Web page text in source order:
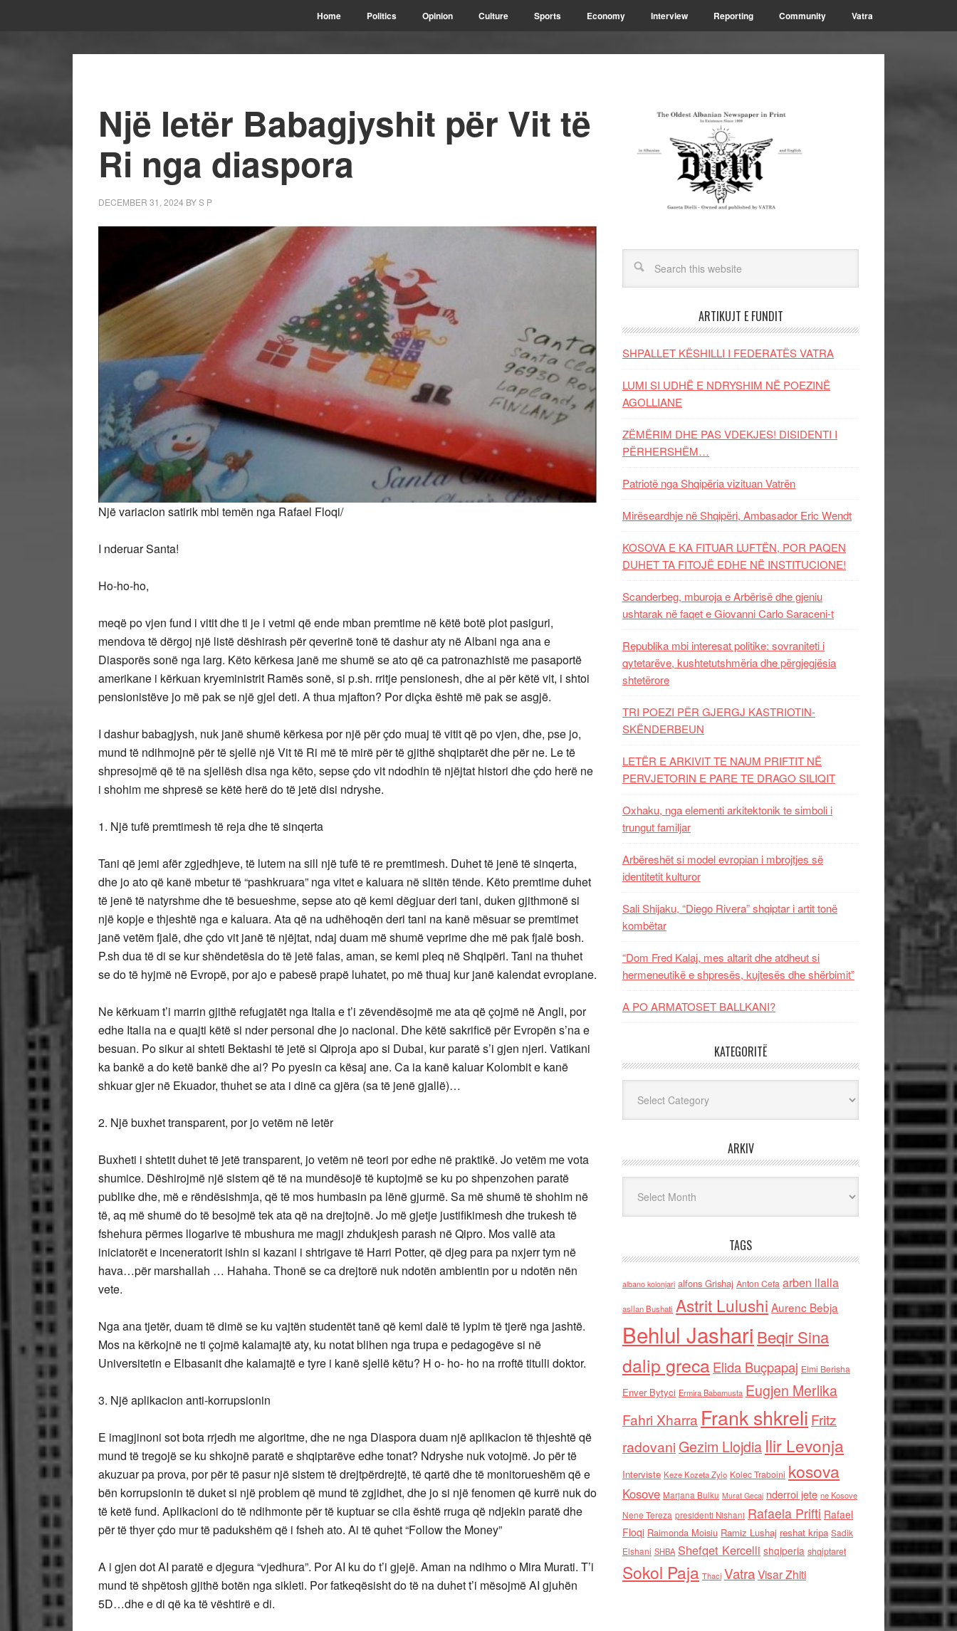
Home Politics Opinion Culture Sports Economy Interview Reporting Community Vatra
Një letër Babagjyshit për Vit të
Ri nga diaspora
DECEMBER 31, 2024 BYS P
Një variacion satirik mbi temën nga Rafael Floqi/
I nderuar Santa!
Ho-ho-ho,
meqë po vjen fund i vitit dhe ti je i vetmi që ende mban premtime në këtë botë plot pasiguri,
mendova të dërgoj një listë dëshirash për qeverinë tonë të dashur aty në Albani nga ana e
Diasporës sonë nga larg. Këto kërkesa janë me shumë se ato që ca patronazhistë me pasaportë
amerikane i kërkuan kryeministrit Ramës sonë, si p.sh. rritje pensionesh, dhe ai për këtë vit, i shtoi
pensionistëve jo më pak se një gjel deti. A thua mjafton? Por diçka është më pak se asgjë.
I dashur babagjysh, nuk janë shumë kërkesa por një për çdo muaj të vitit që po vjen, dhe, pse jo,
mund të ndihmojnë për të sjellë një Vit të Ri më të mirë për të gjithë shqiptarët dhe për ne. Le të
shpresojmë që të na sjellësh disa nga këto, sepse çdo vit ndodhin të njëjtat histori dhe çdo herë ne
i shohim me shpresë se këtë herë do të jetë disi ndryshe.
1. Një tufë premtimesh të reja dhe të sinqerta
Tani që jemi afër zgjedhjeve, të lutem na sill një tufë të re premtimesh. Duhet të jenë të sinqerta,
dhe jo ato që kanë mbetur të “pashkruara” nga vitet e kaluara në slitën tënde. Këto premtime duhet
të jenë të natyrshme dhe të besueshme, sepse ato që kemi dëgjuar deri tani, duken gjithmonë si
një kopje e thjeshtë nga e kaluara. Ata që na udhëhoqën deri tani na kanë mësuar se premtimet
janë vetëm fjalë, dhe çdo vit janë të njëjtat, ndaj duam më shumë veprime dhe më pak fjalë bosh.
P.sh dua të di se kur shëndetësia do të jetë falas, aman, se kemi pleq në Shqipëri. Tani na thuhet
se do të hyjmë në Evropë, por ajo e pabesë prapë luhatet, po më thuaj kur janë kalendat evropiane.
Ne kërkuam t’i marrin gjithë refugjatët nga Italia e t’i zëvendësojmë me ata që çojmë në Angli, por
edhe Italia na e quajti këtë si nder personal dhe jo nacional. Dhe këtë sakrificë për Evropën s’na e
besuan. Po sikur ai shteti Bektashi të jetë si Qiproja apo si Dubai, kur paratë s’i gjen njeri. Vatikani
ka bankë a do ketë bankë dhe ai? Po pyesin ca kësaj ane. Ca ia kanë kaluar Kolombit e kanë
shkuar gjer në Ekuador, thuhet se ata i dinë ca gjëra (sa të jenë gjallë)…
2. Një buxhet transparent, por jo vetëm në letër
Buxheti i shtetit duhet të jetë transparent, jo vetëm në teori por edhe në praktikë. Jo vetëm me vota
shumice. Dëshirojmë një sistem që të na mundësojë të kuptojmë se ku po shpenzohen paratë
publike dhe, më e rëndësishmja, që të mos humbasin pa lënë gjurmë. Sa më shumë të shohim në
të, aq më shumë do të besojmë tek ata që na drejtojnë. Jo më gjetje justifikimesh dhe trukesh të
fshehura përmes llogarive të mbushura me magji zhdukjesh parash në Qipro. Mos vallë ata
iniciatorët e inceneratorit ishin si kazani i shtrigave të Harri Potter, që djeg para pa nxjerr tym në
hava…për marshallah … Hahaha. Thonë se ca drejtorë nuk ndotën ambientin por u ndotën nën
vete.
Nga ana tjetër, duam të dimë se ku vajtën studentët tanë që kemi dalë të lypim të tjerë nga jashtë.
Mos na kërkojnë ne ti çojmë kalamajtë aty, ku notat blihen nga trupa e pedagogëve si në
Universitetin e Elbasanit dhe kalamajtë e tyre i kanë sjellë këtu? H o- ho- ho na rroftë titulli doktor.
3. Një aplikacion anti-korrupsionin
E imagjinoni sot bota rrjedh me algoritme, dhe ne nga Diaspora duam një aplikacion të thjeshtë që
mund të tregojë se ku shkojnë paratë e shqiptarëve edhe tonat? Ndryshe nuk votojmë. Jo për të
akuzuar pa prova, por për të pasur një sistem të drejtpërdrejtë, të qartë dhe të monitorueshëm që e
bën korrupsionin të duket si një problem që mund të zgjidhet, dhe jo si një fenomen që kurrë nuk do
të ketë fund. Aplikacioni do të ndihmonte për të kuptuar se cila është rruga që ndjekin paratë dhe
për të thyer çdo mur të padukshëm që i fsheh ato. Ai të quhet “Follow the Money”
A i gjen dot AI paratë e djegura “vjedhura”. Por AI ku do t’i gjejë. Aman na ndihmo o Mira Murati. T’i
mund të shpëtosh gjithë botën nga sikleti. Por fatkeqësisht do të na duhet t’i mësojmë AI gjuhën
5D…dhe e di që ka të vështirë e di.
ARTIKUJT E FUNDIT
SHPALLET KËSHILLI I FEDERATËS VATRA
LUMI SI UDHË E NDRYSHIM NË POEZINË
AGOLLIANE
ZËMËRIM DHE PAS VDEKJES! DISIDENTI I
PËRHERSHËM…
Patriotë nga Shqipëria vizituan Vatrën
Mirëseardhje në Shqipëri, Ambasador Eric Wendt
KOSOVA E KA FITUAR LUFTËN, POR PAQEN
DUHET TA FITOJË EDHE NË INSTITUCIONE!
Scanderbeg, mburoja e Arbërisë dhe gjeniu
ushtarak në faqet e Giovanni Carlo Saraceni-t
Republika mbi interesat politike: sovraniteti i
qytetarëve, kushtetutshmëria dhe përgjegjësia
shtetërore
TRI POEZI PËR GJERGJ KASTRIOTIN-
SKËNDERBEUN
LETËR E ARKIVIT TE NAUM PRIFTIT NË
PERVJETORIN E PARE TE DRAGO SILIQIT
Oxhaku, nga elementi arkitektonik te simboli i
trungut familjar
Arbëreshët si model evropian i mbrojtjes së
identitetit kulturor
Sali Shijaku, “Diego Rivera” shqiptar i artit tonë
kombëtar
“Dom Fred Kalaj, mes altarit dhe atdheut si
hermeneutikë e shpresës, kujtesës dhe shërbimit”
A PO ARMATOSET BALLKANI?
KATEGORITË
ARKIV
TAGS
albano kolonjari alfons Grishaj Anton Cefa arben llalla
asllan Bushati Astrit Lulushi Aurenc Bebja
Behlul Jashari Beqir Sina
dalip grecaElida Buçpapaj Elmi Berisha
Enver Bytyci Ermira Babamusta Eugjen Merlika
Fahri Xharra Frank shkreli Fritz
radovaniGezim Llojdia Ilir Levonja
Interviste Keze Kozeta Zylo Kolec Traboini kosova
Kosove Marjana Bulku Murat Gecaj nderroi jete ne Kosove
Nene Tereza presidenti Nishani Rafaela Prifti Rafael
Floqi Raimonda Moisiu Ramiz Lushaj reshat kripa Sadik
Elshani SHBA Shefqet Kercelli shqiperia shqiptaret
Sokol Paja Thaci VatraVisar Zhiti